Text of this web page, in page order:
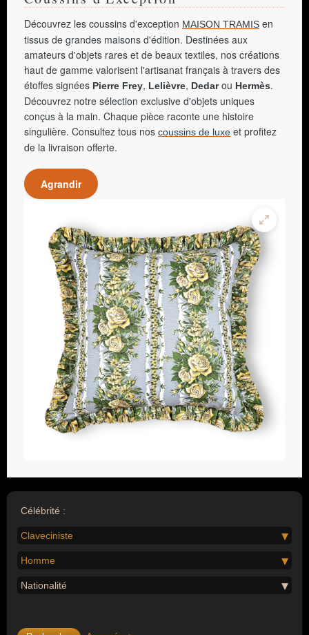
Découvrez les coussins d'exception MAISON TRAMIS en
tissus de grandes maisons d'édition. Destinées aux
amateurs d'objets rares et de beaux textiles, nos créations
haut de gamme valorisent l'artisanat français à travers des
étoffes signées Pierre Frey, Lelièvre, Dedarou Hermès.
Découvrez notre sélection exclusive d'objets uniques
conçus à la main. Chaque pièce raconte une histoire
singulière. Consultez tous nos coussins de luxe et profitez
de la livraison offerte.
Agrandir
Célébrité :
Claveciniste
Homme
Nationalité